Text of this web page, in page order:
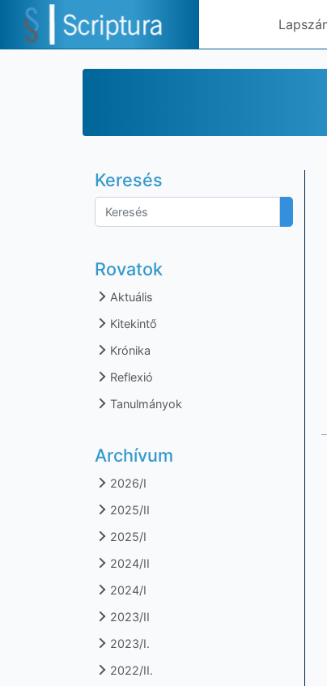
Keresés
Rovatok
Aktuális
Kitekintő
Krónika
Reflexió
Tanulmányok
Archívum
2026/I
2025/II
2025/I
2024/II
2024/I
2023/II
2023/I.
2022/II.